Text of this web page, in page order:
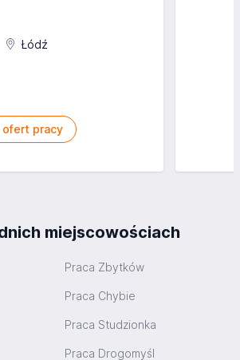
Łódź
ofert pracy
miejscowościach
Praca Zbytków
Praca Chybie
Praca Studzionka
Praca Drogomyśl